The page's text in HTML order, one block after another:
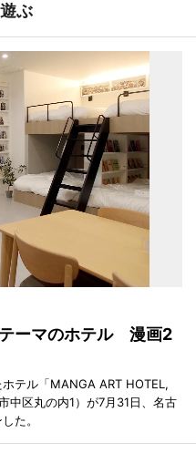
ぶ
ーマのホテル 漫画2
ホテル「MANGA ART HOTEL,
中区丸の内1）が7月31日、名古
た。